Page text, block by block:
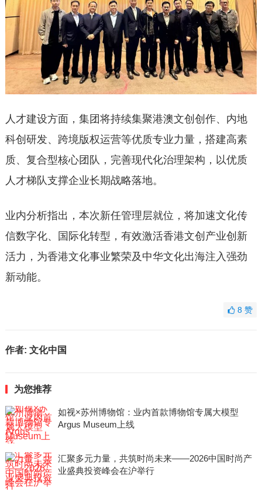
人才建设方面，集团将持续集聚港澳文创创作、内地
科创研发、跨境版权运营等优质专业力量，搭建高素
质、复合型核心团队，完善现代化治理架构，以优质
人才梯队支撑企业长期战略落地。
业内分析指出，本次新任管理层就位，将加速文化传
信数字化、国际化转型，有效激活香港文创产业创新
活力，为香港文化事业繁荣及中华文化出海注入强劲
新动能。
8赞
作者: 文化中国
为您推荐
如视×苏州博物馆：业内首款博物馆专属大模型
Argus Museum上线
汇聚多元力量，共筑时尚未来——2026中国时尚产
业盛典投资峰会在沪举行